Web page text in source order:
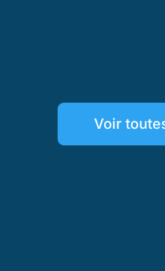
Voir